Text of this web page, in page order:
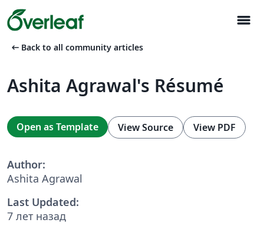
menu
arrow_left_alt Back to all community articles
Ashita Agrawal's Résumé
Open as Template View Source View PDF
Author:
Ashita Agrawal
Last Updated:
7 лет назад